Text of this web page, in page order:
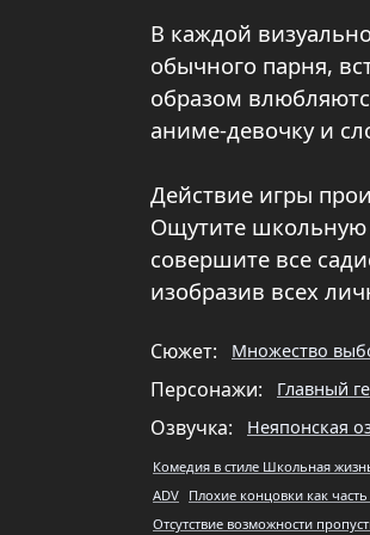
В каждой
обычного парня,
образом
аниме-девочку и
Действие игры
Ощутите школьную
совершите все
изобразив всех
Сюжет: Множество
Персонажи: Главный
Озвучка: Неяпонская
Комедия в стиле Школьная
ADV Плохие концовки как
Отсутствие возможности